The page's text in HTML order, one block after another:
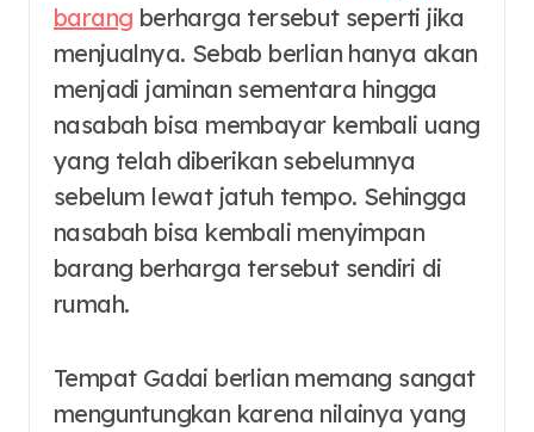
barang berharga tersebut seperti jika
menjualnya. Sebab berlian hanya akan
menjadi jaminan sementara hingga
nasabah bisa membayar kembali uang
yang telah diberikan sebelumnya
sebelum lewat jatuh tempo. Sehingga
nasabah bisa kembali menyimpan
barang berharga tersebut sendiri di
rumah.
Tempat Gadai berlian memang sangat
menguntungkan karena nilainya yang